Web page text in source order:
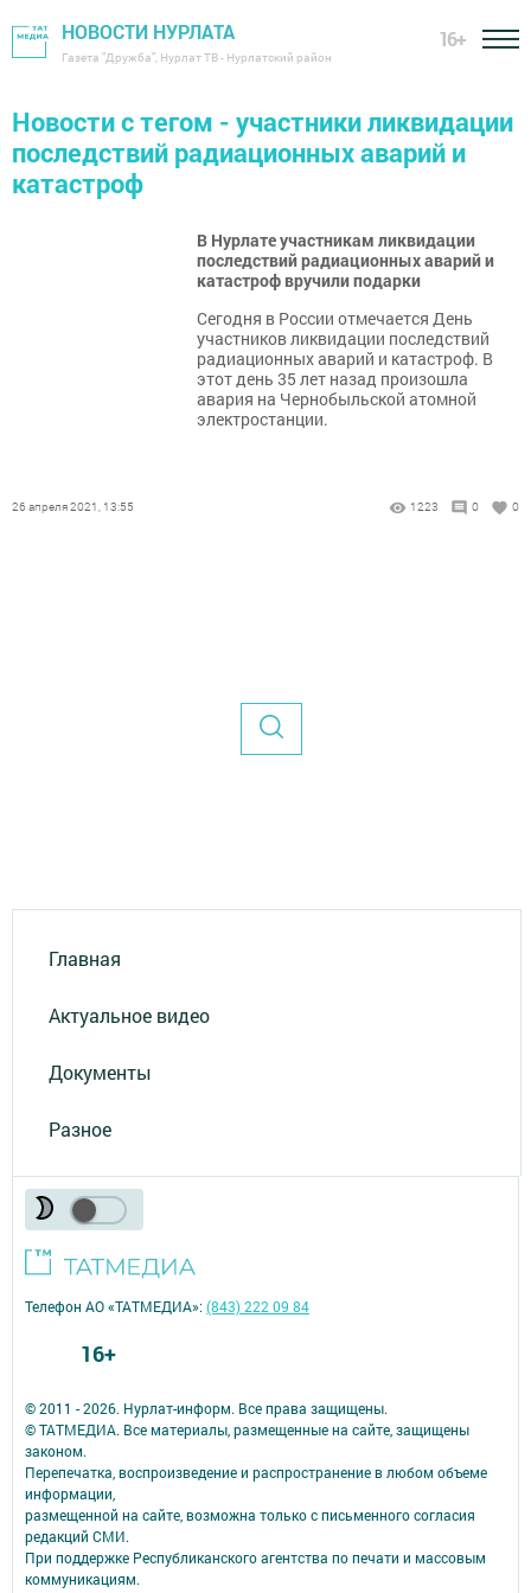
НОВОСТИ НУРЛАТА
Газета "Дружба", Нурлат ТВ - Нурлатский район
16+
Новости с тегом - участники ликвидации
последствий радиационных аварий и
катастроф
В Нурлате участникам ликвидации
последствий радиационных аварий и
катастроф вручили подарки
Сегодня в России отмечается День
участников ликвидации последствий
радиационных аварий и катастроф. В
этот день 35 лет назад произошла
авария на Чернобыльской атомной
электростанции.
26 апреля 2021, 13:55 1223 0 0
Главная
Актуальное видео
Документы
Разное
© 2011 - 2026. Нурлат-⁠информ. Все права защищены.
© ТАТМЕДИА. Все материалы, размещенные на сайте, защищены
законом.
Перепечатка, воспроизведение и распространение в любом объеме
информации,
размещенной на сайте, возможна только с письменного согласия
редакций СМИ.
При поддержке Республиканского агентства по печати и массовым
коммуникациям.
Телефон АО «ТАТМЕДИА»:(843) 222 09 84
16+